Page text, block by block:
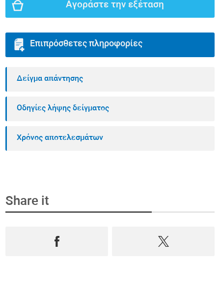
Αγοράστε την εξέταση
Επιπρόσθετες πληροφορίες
Δείγμα απάντησης
Οδηγίες λήψης δείγματος
Χρόνος αποτελεσμάτων
Share it